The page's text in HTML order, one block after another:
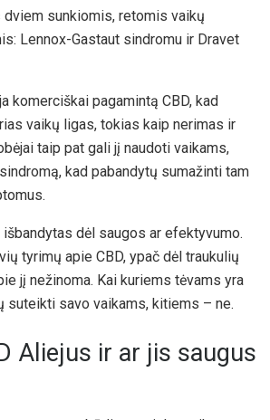
dviem sunkiomis, retomis vaikų
Lennox-Gastaut sindromu ir Dravet
komerciškai pagamintą CBD, kad
vaikų ligas, tokias kaip nerimas ir
taip pat gali jį naudoti vaikams,
kad pabandytų sumažinti tam
dėl saugos ar efektyvumo.
tyrimų apie CBD, ypač dėl traukulių
jį nežinoma. Kai kuriems tėvams yra
suteikti savo vaikams, kitiems – ne.
Aliejus ir ar jis saugus